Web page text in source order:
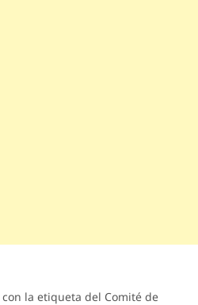
con la etiqueta del Comité de